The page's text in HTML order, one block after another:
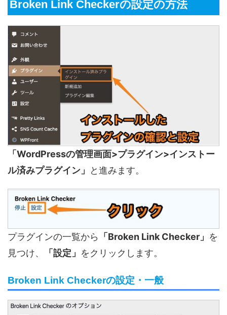
Broken Link Checkerの設定の方法
「WordPressの管理画面>プラグイン>インストー
ル済みプラグイン」
と進みます。
プラグインの一覧から 「Broken Link Checker」 を
見つけ、
「設定」 をクリックします。
Broken Link Checkerの設定・一般